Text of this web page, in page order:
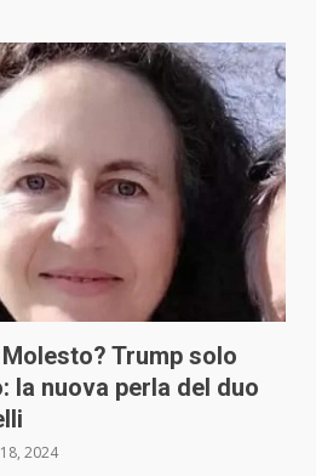
Trump solo
la nuova perla del duo
2024